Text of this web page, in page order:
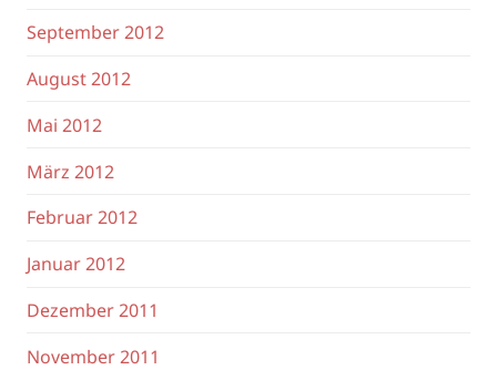
September 2012
August 2012
Mai 2012
März 2012
Februar 2012
Januar 2012
Dezember 2011
November 2011